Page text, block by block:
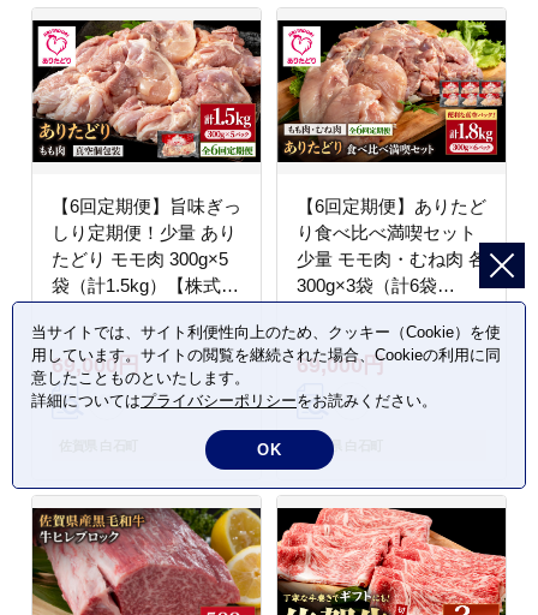
【6回定期便】旨味ぎっ
しり定期便！少量 あり
たどり モモ肉 300g×5
袋（計1.5kg）【株式会
[IAG155]
69,000円
【6回定期便】ありたど
り食べ比べ満喫セット
少量 モモ肉・むね肉 各
300g×3袋（計6袋
は精肉店】鶏肉
[IAG161]
69,000円
佐賀県 白石町
当サイトでは、サイト利便性向上のため、クッキー（Cookie）を使
用しています。サイトの閲覧を継続された場合、Cookieの利用に同
意したことものといたします。
詳細についてはプライバシーポリシーをお読みください。
OK